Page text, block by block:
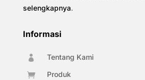
selengkapnya.
Informasi
 Tentang Kami
 Produk